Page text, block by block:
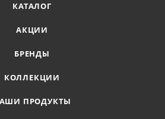
КАТАЛОГ
АКЦИИ
БРЕНДЫ
КОЛЛЕКЦИИ
ПРОДУКТЫ